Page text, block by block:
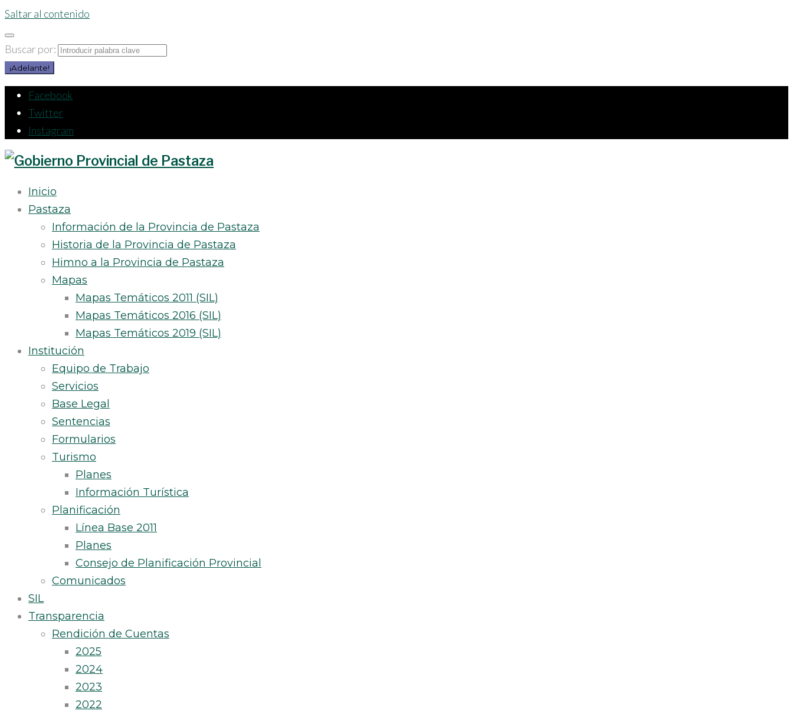
Saltar al contenido
Buscar por:
¡Adelante!
Facebook
Twitter
Instagram
Inicio
Pastaza
Información de la Provincia de Pastaza
Historia de la Provincia de Pastaza
Himno a la Provincia de Pastaza
Mapas
Mapas Temáticos 2011 (SIL)
Mapas Temáticos 2016 (SIL)
Mapas Temáticos 2019 (SIL)
Institución
Equipo de Trabajo
Servicios
Base Legal
Sentencias
Formularios
Turismo
Planes
Información Turística
Planificación
Línea Base 2011
Planes
Consejo de Planificación Provincial
Comunicados
SIL
Transparencia
Rendición de Cuentas
2025
2024
2023
2022